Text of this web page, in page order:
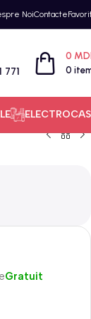
NoiContacte
771 0
0
Gratuit